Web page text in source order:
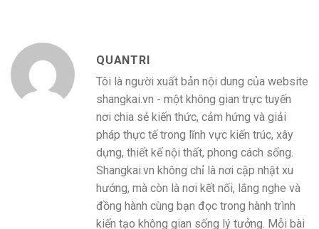
QUANTRI
Tôi là người xuất bản nội dung của website
shangkai.vn - một không gian trực tuyến
nơi chia sẻ kiến thức, cảm hứng và giải
pháp thực tế trong lĩnh vực kiến trúc, xây
dựng, thiết kế nội thất, phong cách sống.
Shangkai.vn không chỉ là nơi cập nhật xu
hướng, mà còn là nơi kết nối, lắng nghe và
đồng hành cùng bạn đọc trong hành trình
kiến tạo không gian sống lý tưởng. Mỗi bài